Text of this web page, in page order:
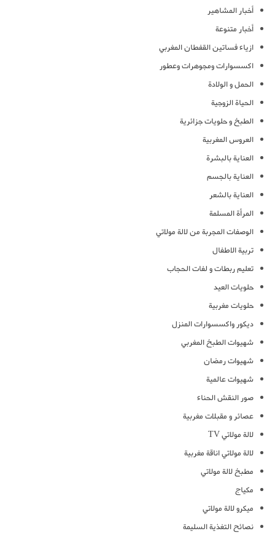
أخبار المشاهير
أخبار متنوعة
ازياء فساتين القفطان المغربي
اكسسوارات ومجوهرات وعطور
الحمل و الولادة
الحياة الزوجية
الطبخ و حلويات جزائرية
العروس المغربية
العناية بالبشرة
العناية بالجسم
العناية بالشعر
المرأة المسلمة
الوصفات المجربة من لالة مولاتي
تربية الاطفال
تعليم ربطات و لفات الحجاب
حلويات العيد
حلويات مغربية
ديكور واكسسوارات المنزل
شهيوات الطبخ المغربي
شهيوات رمضان
شهيوات عالمية
صور النقش الحناء
عصائر و مقبلات مغربية
لالة مولاتي TV
لالة مولاتي اناقة مغربية
مطبخ لالة مولاتي
مكياج
ميكرو لالة مولاتي
نصائح التغذية السليمة